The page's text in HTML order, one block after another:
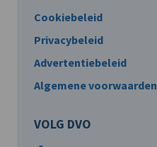
Cookiebeleid
Privacybeleid
Advertentiebeleid
Algemene voorwaarden
VOLG DVO